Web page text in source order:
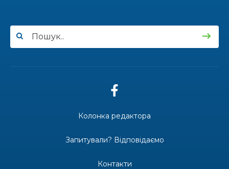
16.07.2026
ДОЩІ СТРИМУЮТЬ ЖНИВА
Колонка редактора
Запитували? Відповідаємо
Контакти